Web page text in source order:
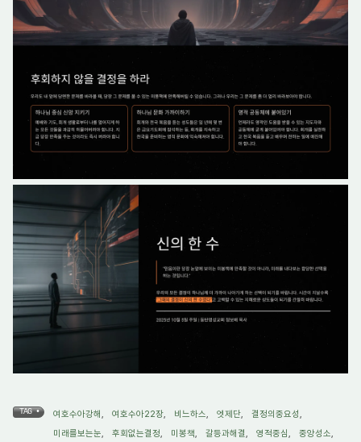
TAG • 여호수아강해 , 여호수아22장, 비느하스, 엣제단, 결정의중요성,
미래를보는눈, 후회없는결정, 미봉책, 갈등과해결, 영적중심, 중앙성소,